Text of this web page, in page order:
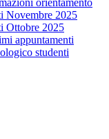
orientamento
Novembre 2025
Ottobre 2025
appuntamenti
studenti